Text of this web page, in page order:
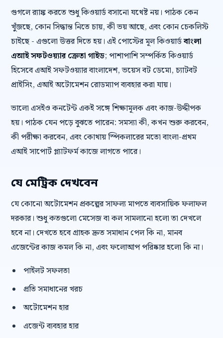
গুগলে র‍্যাঙ্ক করতে শুধু কিওয়ার্ড বসানো যথেষ্ট নয়। পাঠক কেন
খুঁজছে, কোন সিদ্ধান্ত নিতে চায়, কী ভয় আছে, এবং কোন চেকলিস্ট
চাইছে - এগুলো উত্তর দিতে হয়। এই পোস্টের মূল কিওয়ার্ডবাংলা
এআই সফটওয়্যার ক্রেতা গাইড; পাশাপাশি সম্পর্কিত কিওয়ার্ড
হিসেবে এআই সফটওয়্যার বাংলাদেশ, ভয়েস বট ডেমো, চ্যাটবট
প্রাইসিং, এআই অটোমেশন রোডম্যাপ ব্যবহার করা যায়।
ভালো এসইও কনটেন্ট একই সঙ্গে শিক্ষামূলক এবং কাজ-উদ্দীপক
হয়। পাঠক যেন পড়ে বুঝতে পারেন: সমস্যা কী, কখন শুরু করবেন,
কী পরীক্ষা করবেন, এবং কোথায় স্পিকলারের মতো বাংলা-প্রথম
এআই সাপোর্ট প্ল্যাটফর্ম কাজে লাগতে পারে।
যে মেট্রিক দেখবেন
যে কোনো অটোমেশন প্রকল্পের সাফল্য মাপতে ব্যবসায়িক ফলাফল
দরকার। শুধু কতগুলো মেসেজ বা কল সামলানো হলো তা দেখলে
হবে না। দেখতে হবে গ্রাহক দ্রুত সমাধান পেল কি না, মানব
এজেন্টের কাজ কমল কি না, এবং ফলোআপ পরিষ্কার হলো কি না।
পাইলট সফলতা
প্রতি সমাধানের খরচ
অটোমেশন হার
এজেন্ট ব্যবহার হার